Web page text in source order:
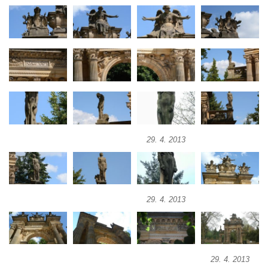
v ZOO Dresden
Socha krokodýla v ZOO Dresden
Socha Faun s medvíďaty v ZOO Dresden
Socha divokého prasete před vstupem do
ZOO Dresden
Socha světce severně od Lužce nad
– Hořín u Lužce nad Vltavou
Strom svobody a památník 100 let republiky
a 30. výročí listopadu 1989 v Hrobčicích
Boží muka v parku před domem čp. 17 v
Hrobčicích
29. 4. 2013
29. 4. 2013
29. 4. 2013